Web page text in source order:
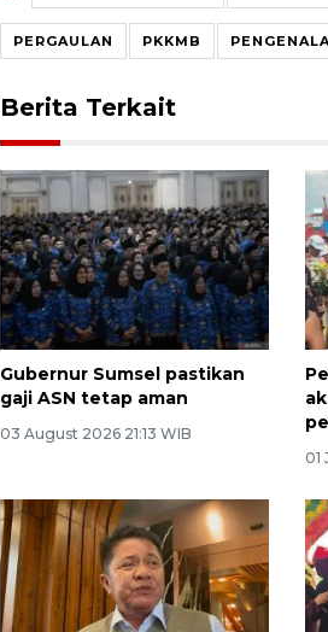
PERGAULAN PKKMB
Berita Terkait
Gubernur Sumsel pastikan
gaji ASN tetap aman
03 August 2026 21:13 WIB
01